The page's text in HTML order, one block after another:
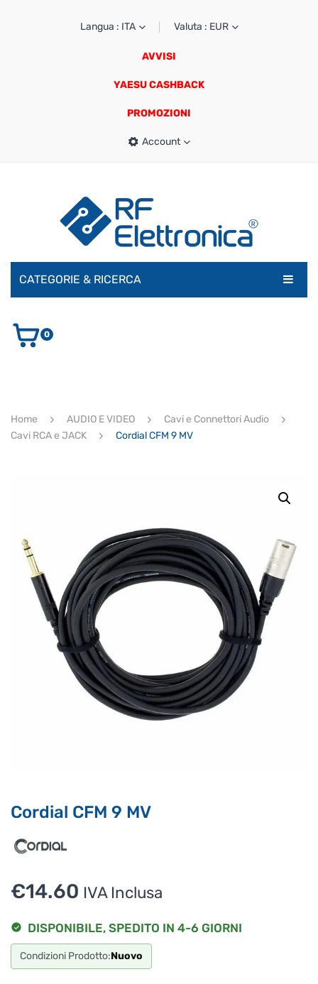
Langua : ITA Valuta : EUR
AVVISI
YAESU CASHBACK
PROMOZIONI
Account
CATEGORIE & RICERCA
AUDIO E VIDEO
ULTIMI ARRIVI
0
Home AUDIO E VIDEO
Cavi e Connettori Audio
Cavi RCA e JACK
Cordial CFM 9 MV
Cordial CFM 9 MV
€14.60 IVA Inclusa
DISPONIBILE, SPEDITO IN 4-6 GIORNI
Condizioni Prodotto:Nuovo
Supporto clienti RF Assist
Ciao, Come posso aiutarti?
Puoi chiedermi informazioni generali o specifiche su certi
Per ottenere dettagli su un determinato prodotto
assicurati di indicarne il nome completo